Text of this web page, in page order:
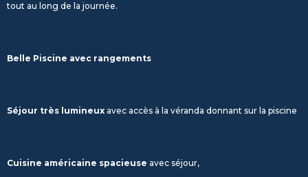
tout au long de la journée.
Belle Piscine avec rangements
Séjour très lumineux avec accès à la véranda donnant sur la piscine
Cuisine américaine spacieuse avec séjour,